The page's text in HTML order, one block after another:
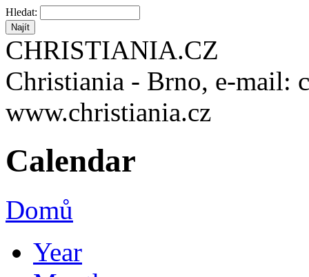
Hledat:
CHRISTIANIA.CZ
Christiania - Brno, e-mail:
www.christiania.cz
Calendar
Domů
Year